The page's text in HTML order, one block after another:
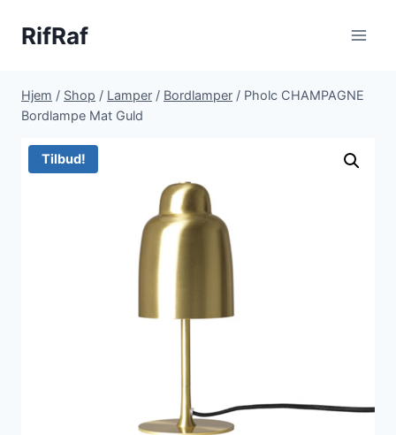
RifRaf
Hjem / Shop / Lamper / Bordlamper / Pholc CHAMPAGNE
Bordlampe Mat Guld
Tilbud!